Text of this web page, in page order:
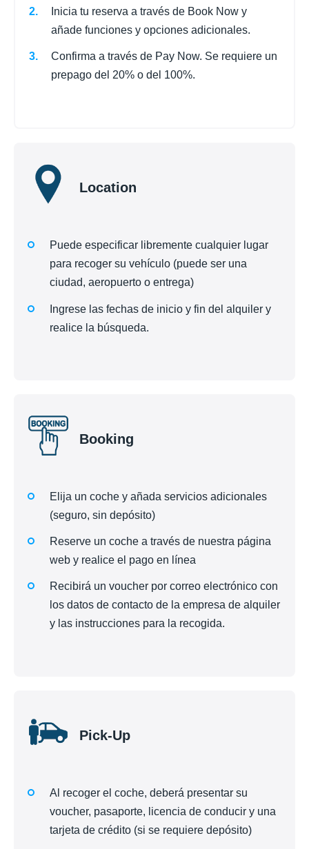
Inicia tu reserva a través de Book Now y
añade funciones y opciones adicionales.
Confirma a través de Pay Now. Se requiere un
prepago del 20% o del 100%.
Location
Puede especificar libremente cualquier lugar
para recoger su vehículo (puede ser una
ciudad, aeropuerto o entrega)
Ingrese las fechas de inicio y fin del alquiler y
realice la búsqueda.
Booking
Elija un coche y añada servicios adicionales
(seguro, sin depósito)
Reserve un coche a través de nuestra página
web y realice el pago en línea
Recibirá un voucher por correo electrónico con
los datos de contacto de la empresa de alquiler
y las instrucciones para la recogida.
Pick-Up
Al recoger el coche, deberá presentar su
voucher, pasaporte, licencia de conducir y una
tarjeta de crédito (si se requiere depósito)